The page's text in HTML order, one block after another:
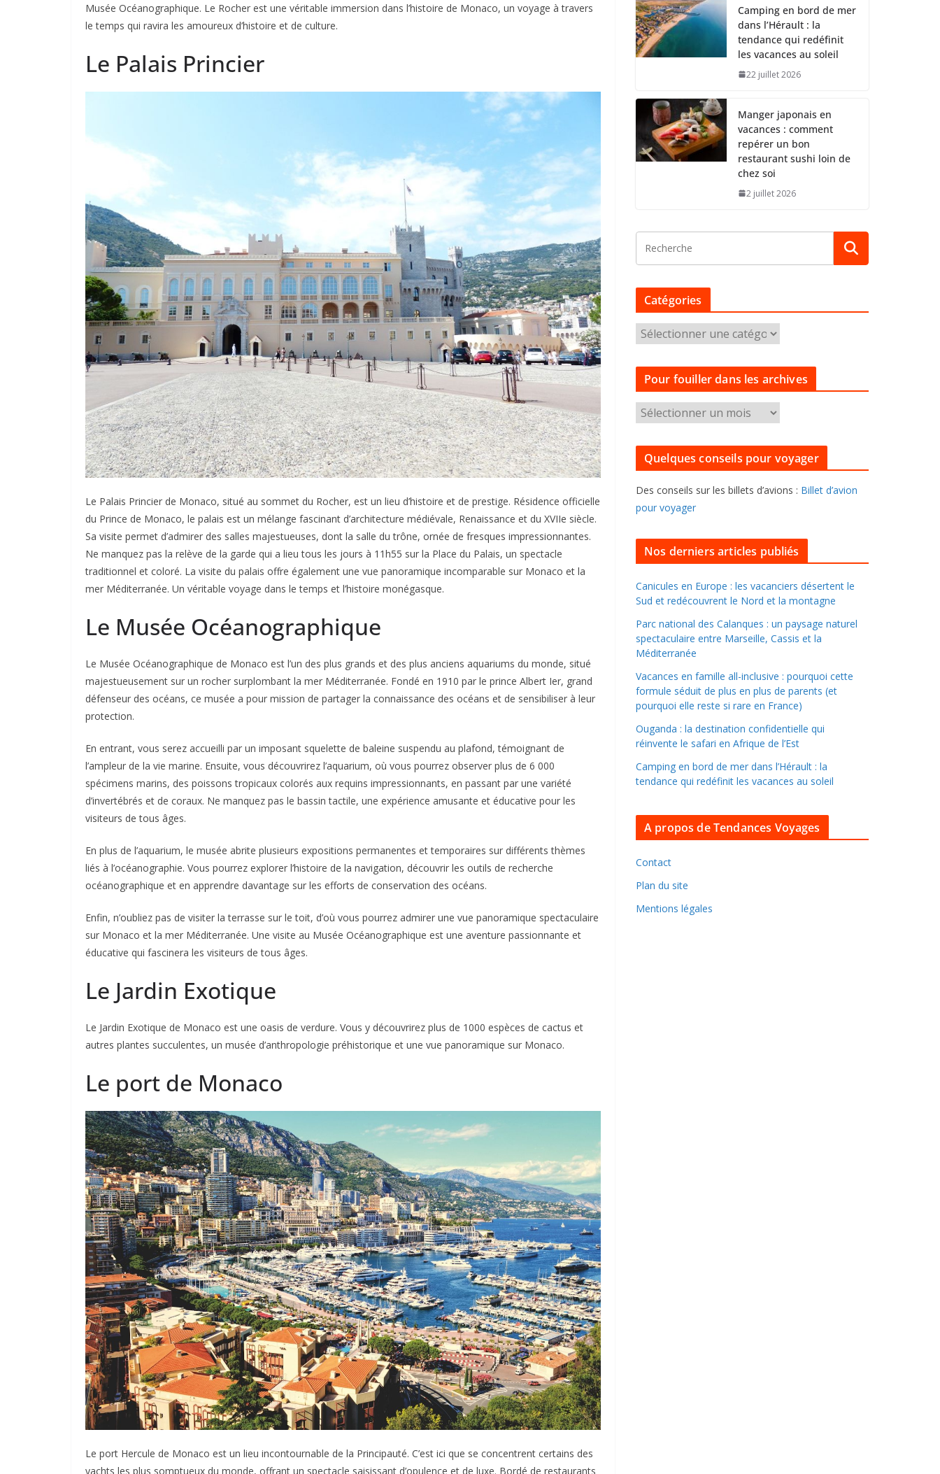
Musée Océanographique. Le Rocher est une véritable immersion dans l’histoire de Monaco, un voyage à travers
le temps qui ravira les amoureux d’histoire et de culture.
Le Palais Princier
Le Palais Princier de Monaco, situé au sommet du Rocher, est un lieu d’histoire et de prestige. Résidence officielle
du Prince de Monaco, le palais est un mélange fascinant d’architecture médiévale, Renaissance et du XVIIe siècle.
Sa visite permet d’admirer des salles majestueuses, dont la salle du trône, ornée de fresques impressionnantes.
Ne manquez pas la relève de la garde qui a lieu tous les jours à 11h55 sur la Place du Palais, un spectacle
traditionnel et coloré. La visite du palais offre également une vue panoramique incomparable sur Monaco et la
mer Méditerranée. Un véritable voyage dans le temps et l’histoire monégasque.
Le Musée Océanographique
Le Musée Océanographique de Monaco est l’un des plus grands et des plus anciens aquariums du monde, situé
majestueusement sur un rocher surplombant la mer Méditerranée. Fondé en 1910 par le prince Albert Ier, grand
défenseur des océans, ce musée a pour mission de partager la connaissance des océans et de sensibiliser à leur
protection.
En entrant, vous serez accueilli par un imposant squelette de baleine suspendu au plafond, témoignant de
l’ampleur de la vie marine. Ensuite, vous découvrirez l’aquarium, où vous pourrez observer plus de 6 000
spécimens marins, des poissons tropicaux colorés aux requins impressionnants, en passant par une variété
d’invertébrés et de coraux. Ne manquez pas le bassin tactile, une expérience amusante et éducative pour les
visiteurs de tous âges.
En plus de l’aquarium, le musée abrite plusieurs expositions permanentes et temporaires sur différents thèmes
liés à l’océanographie. Vous pourrez explorer l’histoire de la navigation, découvrir les outils de recherche
océanographique et en apprendre davantage sur les efforts de conservation des océans.
Enfin, n’oubliez pas de visiter la terrasse sur le toit, d’où vous pourrez admirer une vue panoramique spectaculaire
sur Monaco et la mer Méditerranée. Une visite au Musée Océanographique est une aventure passionnante et
éducative qui fascinera les visiteurs de tous âges.
Le Jardin Exotique
Le Jardin Exotique de Monaco est une oasis de verdure. Vous y découvrirez plus de 1000 espèces de cactus et
autres plantes succulentes, un musée d’anthropologie préhistorique et une vue panoramique sur Monaco.
Le port de Monaco
Le port Hercule de Monaco est un lieu incontournable de la Principauté. C’est ici que se concentrent certains des
yachts les plus somptueux du monde, offrant un spectacle saisissant d’opulence et de luxe. Bordé de restaurants
Camping en bord de mer
dans l’Hérault : la
tendance qui redéfinit
les vacances au soleil
22 juillet 2026
Manger japonais en
vacances : comment
repérer un bon
restaurant sushi loin de
chez soi
2 juillet 2026
Catégories
a
t
g
e
s
Pour fouiller dans les archives
o
u
o
u
l
e
r
d
a
n
s
l
e
s
a
r
c
i
s
Quelques conseils pour voyager
Des conseils sur les billets d’avions : Billet d’avion
pour voyager
Nos derniers articles publiés
Canicules en Europe : les vacanciers désertent le
Sud et redécouvrent le Nord et la montagne
Parc national des Calanques : un paysage naturel
spectaculaire entre Marseille, Cassis et la
Méditerranée
Vacances en famille all-inclusive : pourquoi cette
formule séduit de plus en plus de parents (et
pourquoi elle reste si rare en France)
Ouganda : la destination confidentielle qui
réinvente le safari en Afrique de l’Est
Camping en bord de mer dans l’Hérault : la
tendance qui redéfinit les vacances au soleil
A propos de Tendances Voyages
Contact
Plan du site
Mentions légales